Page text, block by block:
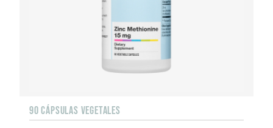
90 CÁPSULAS VEGETALES